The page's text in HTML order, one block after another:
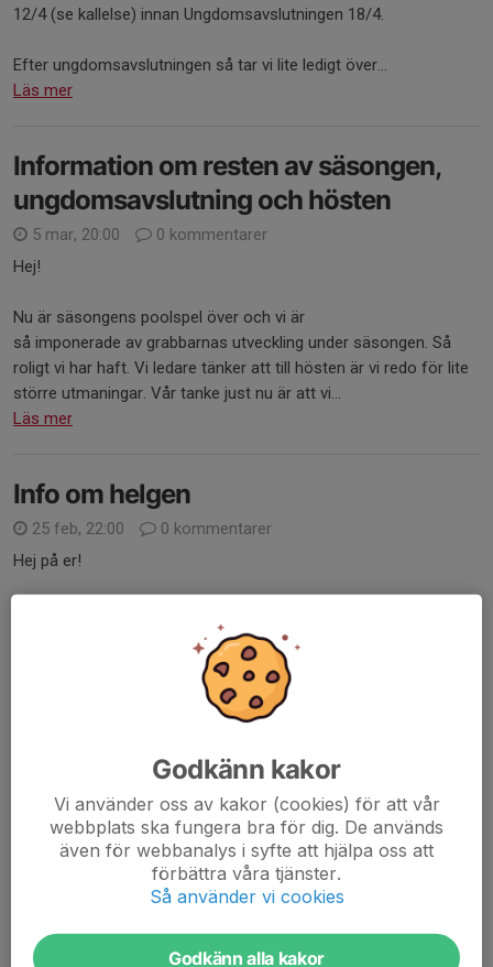
12/4 (se kallelse) innan Ungdomsavslutningen 18/4.
Efter ungdomsavslutningen så tar vi lite ledigt över...
Läs mer
Information om resten av säsongen,
ungdomsavslutning och hösten
5 mar, 20:00
0 kommentarer
Hej!
Nu är säsongens poolspel över och vi är
så imponerade av grabbarnas utveckling under säsongen. Så
roligt vi har haft. Vi ledare tänker att till hösten är vi redo för lite
större utmaningar. Vår tanke just nu är att vi...
Läs mer
Info om helgen
25 feb, 22:00
0 kommentarer
Hej på er!
någon träning nu på söndag.
En ändring i spelschemat på lördag: sista matchen spelas kl 14
Vi vill flagga för att vi...
Info från föräldramötet och kring
kommande helg!
18 jan, 19:09
0 kommentarer
Godkänn kakor
Vi använder oss av kakor (cookies) för att vår
webbplats ska fungera bra för dig. De används
även för webbanalys i syfte att hjälpa oss att
förbättra våra tjänster.
Så använder vi cookies
Godkänn alla kakor